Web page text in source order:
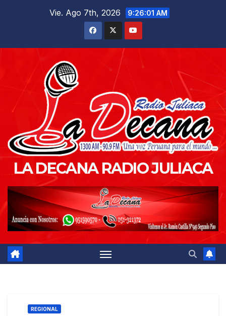
Vie. Ago 7th, 2026 9:26:02 AM
LA DECANA RADIO JULIACA
REGIONAL